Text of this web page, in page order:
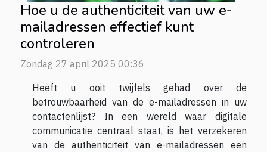
Hoe u de authenticiteit van uw e-
mailadressen effectief kunt
controleren
Zondag 27 april 2025 00:36
Heeft u ooit twijfels gehad over de
betrouwbaarheid van de e-mailadressen in uw
contactenlijst? In een wereld waar digitale
communicatie centraal staat, is het verzekeren
van de authenticiteit van e-mailadressen een